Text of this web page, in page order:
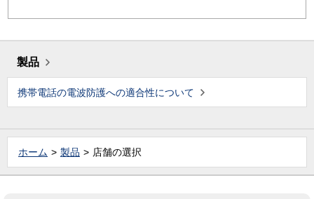
製品
携帯電話の電波防護への適合性について
ホーム 製品 店舗の選択